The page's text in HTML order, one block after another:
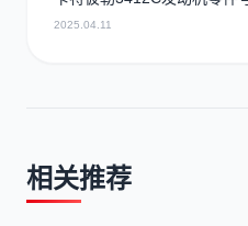
2025.04.11
相关推荐